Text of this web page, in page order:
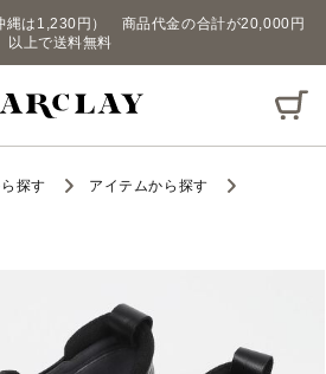
縄は1,230円） 商品代金の合計が20,000円
以上で送料無料
探す
アイテムから探す